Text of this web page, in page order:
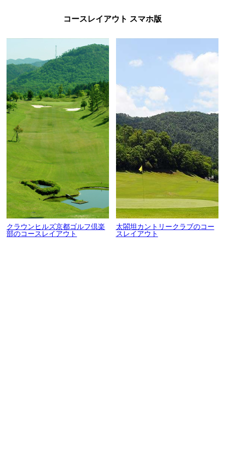
コースレイアウト スマホ版
クラウンヒルズ京都ゴルフ倶楽
部のコースレイアウト
太閤坦カントリークラブのコー
スレイアウト